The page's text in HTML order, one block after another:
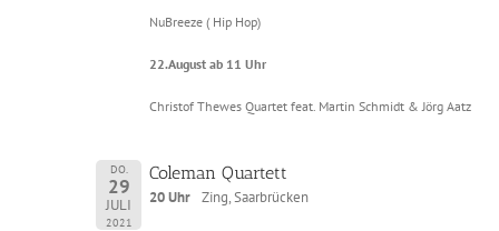
NuBreeze ( Hip Hop)
22.August ab 11 Uhr
Christof Thewes Quartet feat. Martin Schmidt & Jörg Aatz
DO.
29
JULI
2021
Coleman Quartett
20 Uhr Zing, Saarbrücken